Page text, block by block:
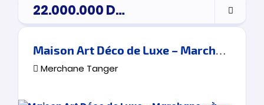
22.000.000Dh
Maison Art Déco de Luxe – Marchane – à Vendre – Tanger
Merchane Tanger